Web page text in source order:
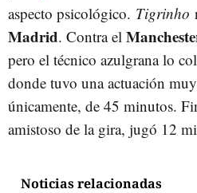
aspecto psicológico. Tigrinho
Madrid. Contra el
pero el técnico azulgrana lo
donde tuvo una actuación
únicamente, de 45 minutos.
amistoso de la gira, jugó 12
Noticias relacionadas